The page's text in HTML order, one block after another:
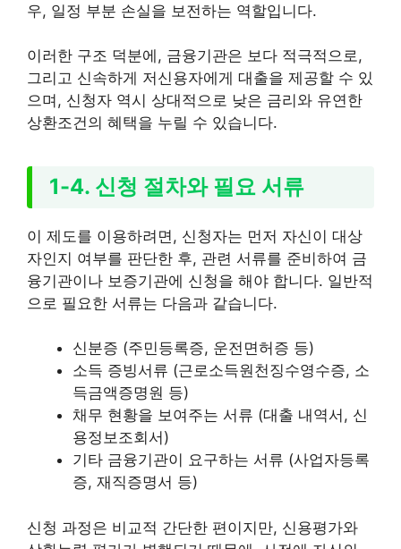
우, 일정 부분 손실을 보전하는 역할입니다.
이러한 구조 덕분에, 금융기관은 보다 적극적으로,
그리고 신속하게 저신용자에게 대출을 제공할 수 있
으며, 신청자 역시 상대적으로 낮은 금리와 유연한
상환조건의 혜택을 누릴 수 있습니다.
1-4. 신청 절차와 필요 서류
이 제도를 이용하려면, 신청자는 먼저 자신이 대상
자인지 여부를 판단한 후, 관련 서류를 준비하여 금
융기관이나 보증기관에 신청을 해야 합니다. 일반적
으로 필요한 서류는 다음과 같습니다.
신분증 (주민등록증, 운전면허증 등)
소득 증빙서류 (근로소득원천징수영수증, 소
득금액증명원 등)
채무 현황을 보여주는 서류 (대출 내역서, 신
용정보조회서)
기타 금융기관이 요구하는 서류 (사업자등록
증, 재직증명서 등)
신청 과정은 비교적 간단한 편이지만, 신용평가와